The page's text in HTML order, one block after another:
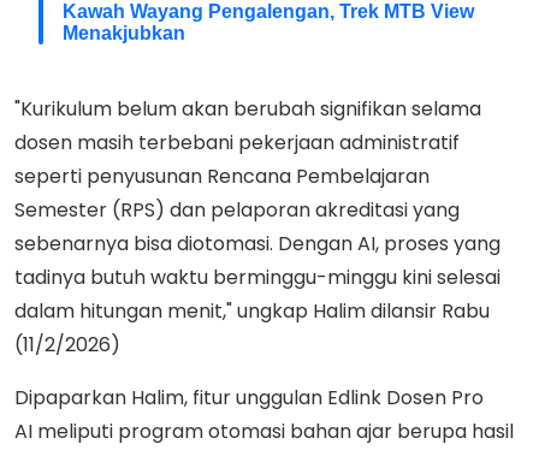
Kawah Wayang Pengalengan, Trek MTB View
Menakjubkan
"Kurikulum belum akan berubah signifikan selama
dosen masih terbebani pekerjaan administratif
seperti penyusunan Rencana Pembelajaran
Semester (RPS) dan pelaporan akreditasi yang
sebenarnya bisa diotomasi. Dengan AI, proses yang
tadinya butuh waktu berminggu-minggu kini selesai
dalam hitungan menit," ungkap Halim dilansir Rabu
(11/2/2026)
Dipaparkan Halim, fitur unggulan Edlink Dosen Pro
AI meliputi program otomasi bahan ajar berupa hasil